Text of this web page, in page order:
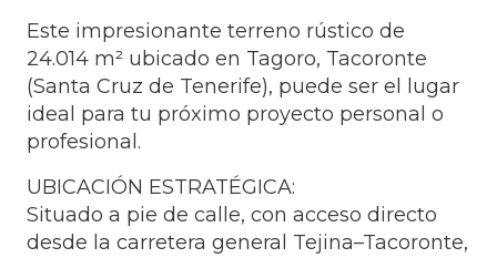
Este impresionante terreno rústico de
24.014 m² ubicado en Tagoro, Tacoronte
(Santa Cruz de Tenerife), puede ser el lugar
ideal para tu próximo proyecto personal o
profesional.
UBICACIÓN ESTRATÉGICA:
Situado a pie de calle, con acceso directo
desde la carretera general Tejina–Tacoronte,